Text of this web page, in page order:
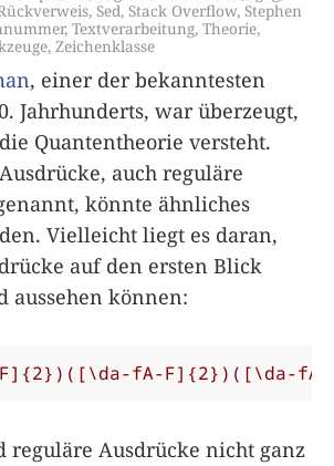
, Sed, Stack Overflow, Stephen
, Textverarbeitung, Theorie,
, Zeichenklasse
, einer der bekanntesten
Jahrhunderts, war überzeugt,
Quantentheorie versteht.
auch reguläre
könnte ähnliches
Vielleicht liegt es daran,
auf den ersten Blick
aussehen können:
fA-F]{2})([\da-
reguläre Ausdrücke nicht ganz